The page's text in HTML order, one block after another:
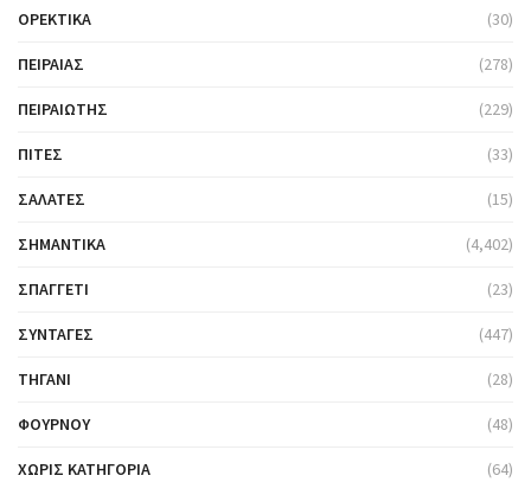
ΟΡΕΚΤΙΚΆ (30)
ΠΕΙΡΑΙΆΣ (278)
ΠΕΙΡΑΙΏΤΗΣ (229)
ΠΊΤΕΣ (33)
ΣΑΛΆΤΕΣ (15)
ΣΗΜΑΝΤΙΚΆ (4,402)
ΣΠΑΓΓΈΤΙ (23)
ΣΥΝΤΑΓΈΣ (447)
ΤΗΓΆΝΙ (28)
ΦΟΎΡΝΟΥ (48)
ΧΩΡΊΣ ΚΑΤΗΓΟΡΊΑ (64)